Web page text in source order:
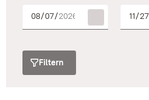
Filtern